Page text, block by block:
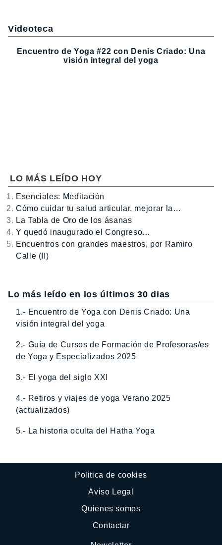
Videoteca
Encuentro de Yoga #22 con Denis Criado: Una
visión integral del yoga
LO MÁS LEÍDO HOY
Esenciales: Meditación
Cómo cuidar tu salud articular, mejorar la…
La Tabla de Oro de los ásanas
Y quedó inaugurado el Congreso…
Encuentros con grandes maestros, por Ramiro
Calle (II)
Lo más leído en los últimos 30 dias
1.- Encuentro de Yoga con Denis Criado: Una
visión integral del yoga
2.- Guía de Cursos de Formación de Profesoras/es
de Yoga y Especializados 2025
3.- El yoga del siglo XXI
4.- Retiros y viajes de yoga Verano 2025
(actualizados)
5.- La historia oculta del Hatha Yoga
Politica de cookies
Aviso Legal
Quienes somos
Contactar